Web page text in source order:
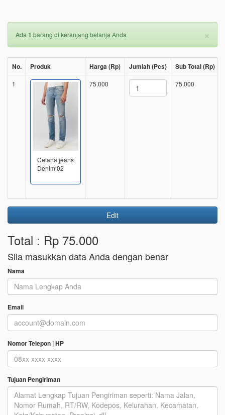
×
Ada 1 barang di keranjang belanja Anda
No. Produk Harga (Rp) Jumlah (Pcs) Sub Total (Rp)
1
Celana jeans
Denim 02
75.000 75.000
Edit
Total : Rp 75.000
Sila masukkan data Anda dengan benar
Nama
Email
Nomor Telepon | HP
Tujuan Pengiriman